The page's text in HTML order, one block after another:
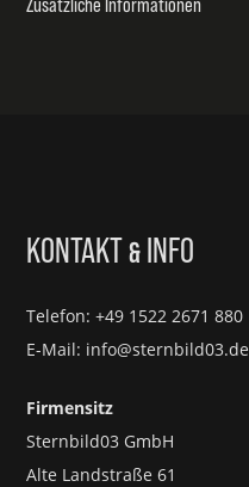
KONTAKT& INFO
Telefon: +49 1522 2671 880
E-Mail: info@sternbild03.de
Firmensitz
Sternbild03 GmbH
Alte Landstraße 61